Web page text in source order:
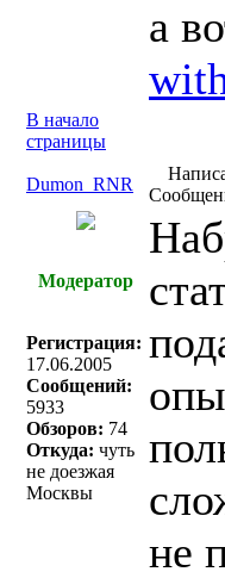
а
В начало
страницы
Dumon_RNR
Модератор
Регистрация:
17.06.2005
Сообщений:
5933
Обзоров: 74
Откуда: чуть
не доезжая
Москвы
не